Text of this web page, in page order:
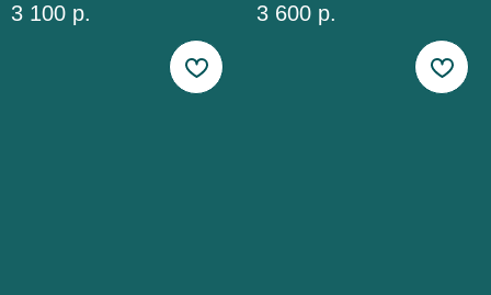
3 100 р. 3 600 р.